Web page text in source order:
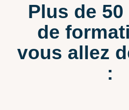
Plus de
de
vous allez
: